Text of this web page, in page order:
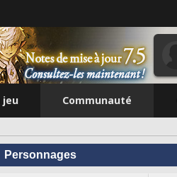
jeu Communauté
Personnages